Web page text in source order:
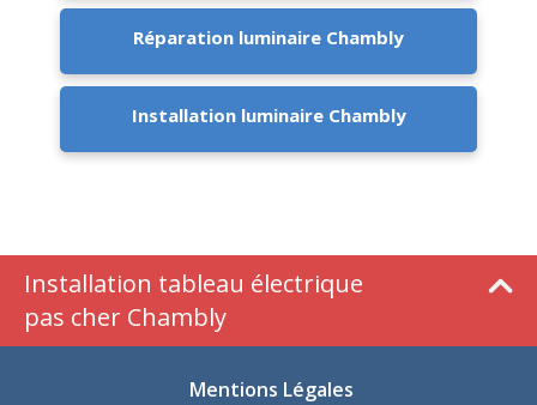
Réparation luminaire Chambly
Installation luminaire Chambly
Installation tableau électrique
pas cher Chambly
Mentions Légales